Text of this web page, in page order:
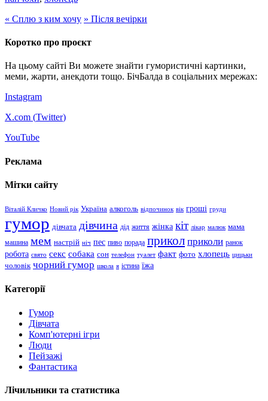
« Сплю з ким хочу » Після вечірки
Коротко про проєкт
На цьому сайті Ви можете знайти гумористичні картинки,
меми, жарти, анекдоти тощо. БічБалда в соціальних мережах:
Instagram
X.com (Twitter)
YouTube
Реклама
Мітки сайту
Віталій Кличко Новий рік Україна алкоголь відпочинок вік гроші груди
гумор дівчата дівчина дід життя жінка кіт лікар малюк мама
машина мем настрій ніч пес пиво порада прикол приколи ранок
робота свято секс собака сон телефон туалет факт фото хлопець цицьки
чоловік чорний гумор школа я істина їжа
Категорії
Гумор
Дівчата
Комп'ютерні ігри
Люди
Пейзажі
Фантастика
Лічильники та статистика